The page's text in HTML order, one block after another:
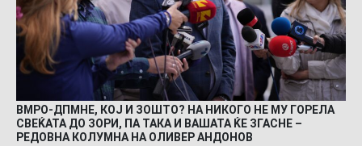
ВМРО-ДПМНЕ, КОЈ И ЗОШТО? НА НИКОГО НЕ МУ ГОРЕЛА
СВЕЌАТА ДО ЗОРИ, ПА ТАКА И ВАШАТА ЌЕ ЗГАСНЕ –
РЕДОВНА КОЛУМНА НА ОЛИВЕР АНДОНОВ